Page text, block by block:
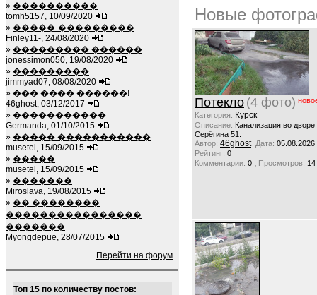
» ����������
tomh5157, 10/09/2020
» �����-���������
Finley11-, 24/08/2020
» ��������� ������
jonessimon050, 19/08/2020
» ���������
jimmyad07, 08/08/2020
» ��� ���� ������!
46ghost, 03/12/2017
» �����������
Germanda, 01/10/2015
» ����� �����������
musetel, 15/09/2015
» �����
musetel, 15/09/2015
» �������
Miroslava, 19/08/2015
» �� ��������
����������������
�������
Myongdepue, 28/07/2015
Перейти на форум
Топ 15 по количеству постов:
Новые
Потекло (4 фото)
Категория: Курск
Описание: Канализация во
Серёгина 51.
Автор: 46ghost Дата: 05.08.2026
Рейтинг: 0
Комментарии: 0 , Просмотров: 14